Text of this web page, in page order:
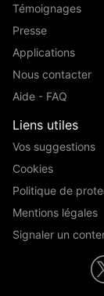
Témoignages
Presse
Applications
Nous contacter
Aide - FAQ
Liens utiles
Vos suggestions
Cookies
Politique de
Mentions légales
Signaler un